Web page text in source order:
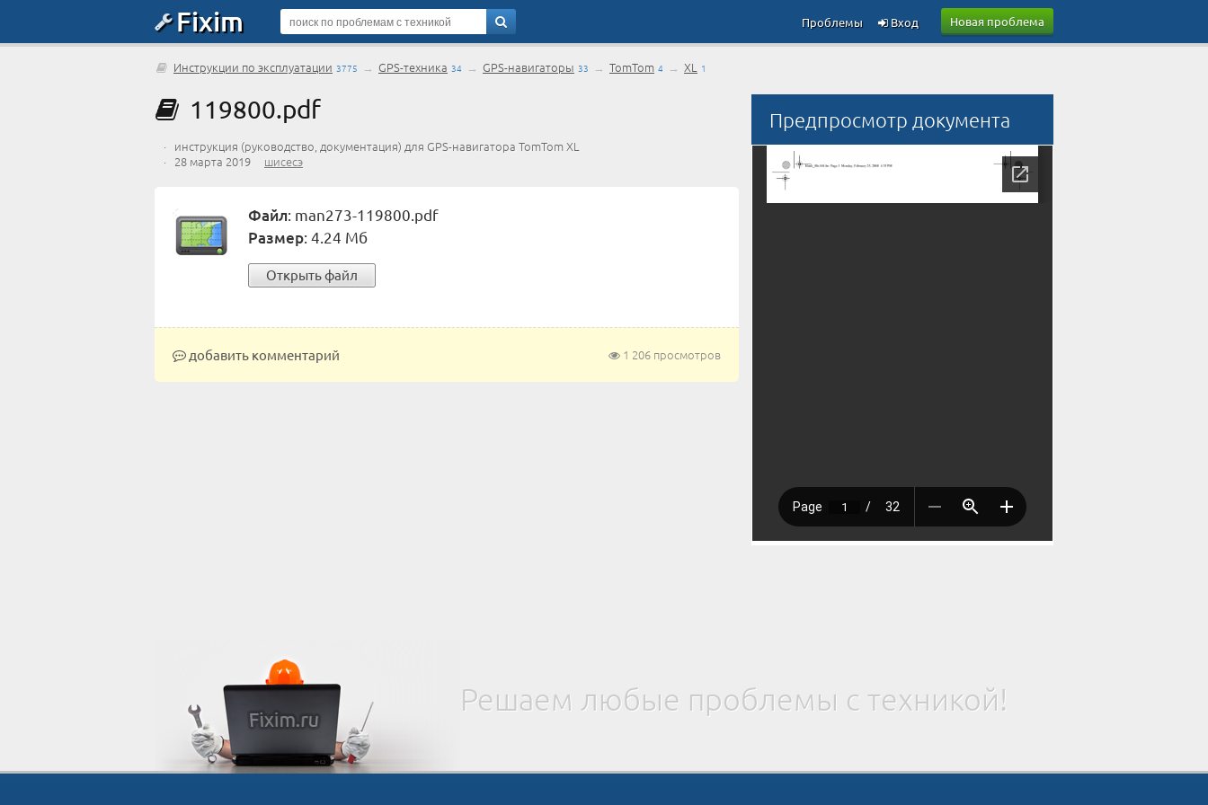
Fixim Новая проблема
Вход
Проблемы
Инструкции по эксплуатации 3775 → GPS-техника 34 → GPS-навигаторы 33 → TomTom 4 → XL 1
Предпросмотр документа
119800.pdf
· инструкция (руководство, документация) для GPS-навигатора TomTom XL
· 28 марта 2019 шисесэ
Файл: man273-119800.pdf
Размер: 4.24 Мб
Открыть файл
1 206 просмотров
добавить комментарий
Решаем любые проблемы с техникой!